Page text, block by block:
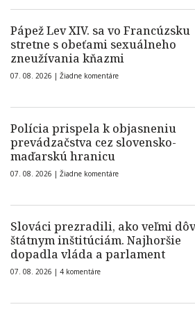
Pápež Lev XIV. sa vo Francúzsku
stretne s obeťami sexuálneho
zneužívania kňazmi
07. 08. 2026 | Žiadne komentáre
Polícia prispela k objasneniu
prevádzačstva cez slovensko-
maďarskú hranicu
07. 08. 2026 | Žiadne komentáre
Slováci prezradili, ako veľmi
štátnym inštitúciám. Najhoršie
dopadla vláda a parlament
07. 08. 2026 | 4 komentáre